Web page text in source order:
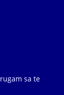
sa te